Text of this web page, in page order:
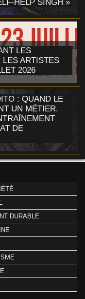
HELP SINGH »
LES
ARTISTES
2026
: QUAND LE
UN MÉTIER.
DE
DURABLE